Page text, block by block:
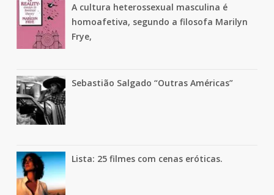
A cultura heterossexual masculina é
homoafetiva, segundo a filosofa Marilyn
Frye,
Sebastião Salgado “Outras Américas”
Lista: 25 filmes com cenas eróticas.